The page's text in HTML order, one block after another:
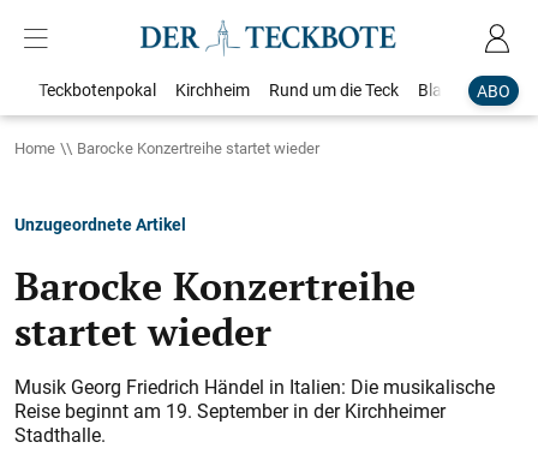
ABO
Teckbotenpokal Kirchheim Rund um die Teck Blaulicht
Home Barocke Konzertreihe startet wieder
Unzugeordnete Artikel
Barocke Konzertreihe
startet wieder
Musik Georg Friedrich Händel in Italien: Die musikalische
Reise beginnt am 19. September in der Kirchheimer
Stadthalle.